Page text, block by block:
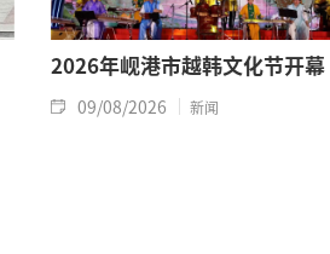
2026年岘港市越韩文化节开幕
09/08/2026 新闻